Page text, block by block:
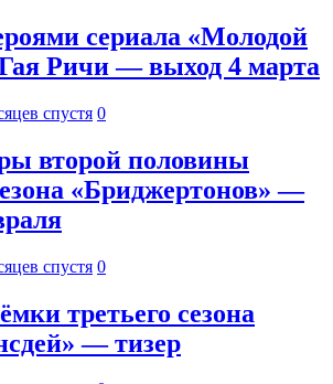
сериала «Молодой
Ричи — выход 4 марта
спустя 0
второй половины
«Бриджертонов» —
спустя 0
третьего сезона
— тизер